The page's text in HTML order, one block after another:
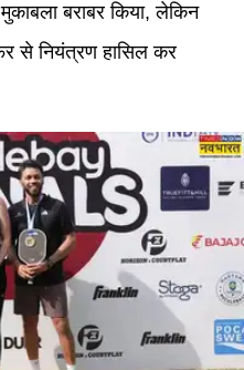
बराबर किया, लेकिन
से नियंत्रण हासिल कर